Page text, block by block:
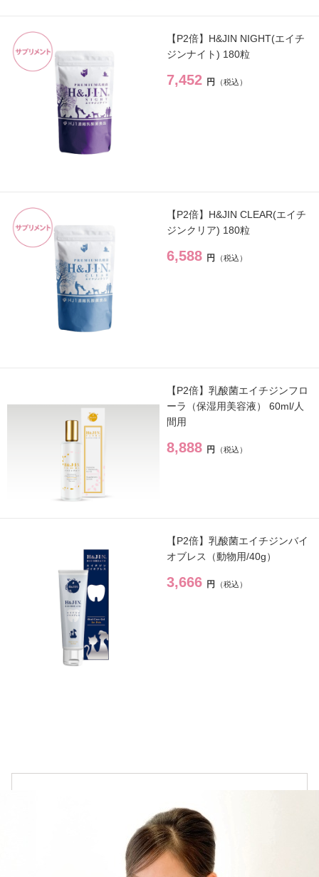
アイメイク →
リップ
コスメ雑貨
オイル・クリーム →
補正下着
オーラルケア
ライフスタイル・雑貨
衣類
→
【P2倍】H&JIN NIGHT(エイチ
ジンナイト) 180粒
7,452 円
【P2倍】H&JIN CLEAR(エイチ
ジンクリア) 180粒
6,588 円
【P2倍】乳酸菌エイチジンフロ
ーラ（保湿用美容液） 60ml/人
間用
8,888 円
【P2倍】乳酸菌エイチジンバイ
オブレス（動物用/40g）
3,666 円